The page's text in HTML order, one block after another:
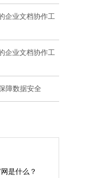
企业文档协作工
企业文档协作工
障数据安全
是什么？